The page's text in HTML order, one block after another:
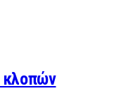
κλοπών